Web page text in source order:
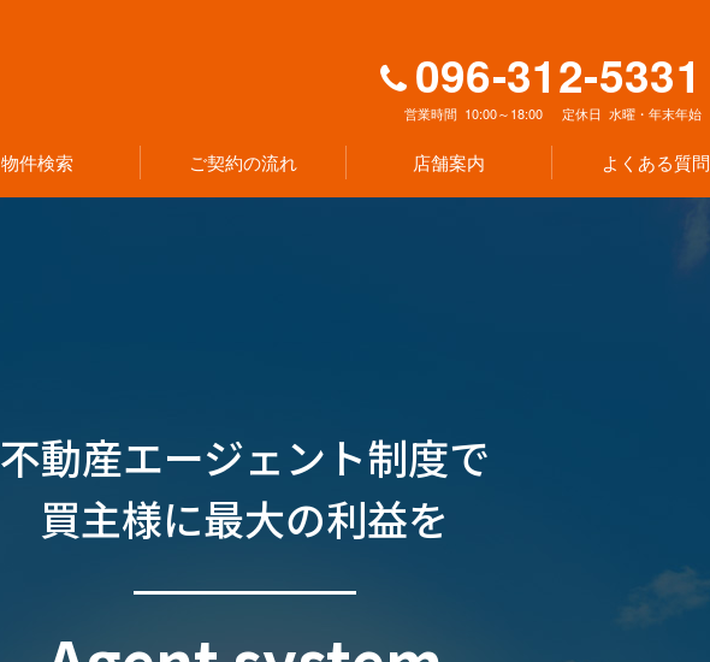
096-312-5331
営業時間 10:00～18:00 定休日 水曜・年末年始
物件検索 ご契約の流れ 店舗案内 よくある質問
不動産エージェント制度で
買主様に最⼤の利益を